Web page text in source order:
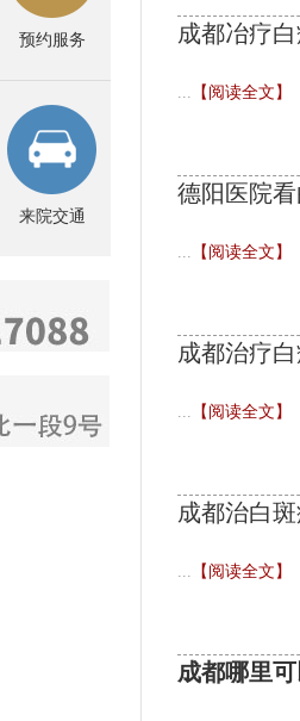
预约服务
来院交通
成都冶疗
... 【阅读全文】
德阳医院
... 【阅读全文】
成都治疗
... 【阅读全文】
成都治白
... 【阅读全文】
成都哪里